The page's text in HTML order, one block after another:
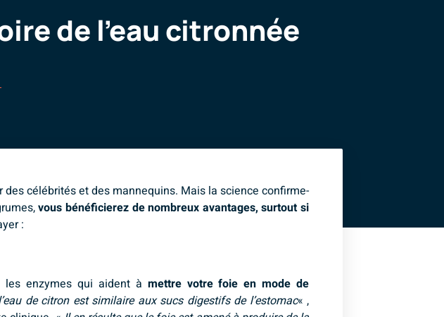
de l’eau citronnée
célébrités et des mannequins. Mais la science confirme-
vous bénéficierez de nombreux avantages, surtout si
:
les enzymes qui aident à mettre votre foie en mode de
de citron est similaire aux sucs digestifs de l’estomac« ,